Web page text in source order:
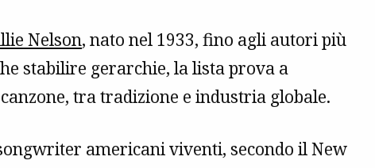
Nelson, nato nel 1933, fino agli autori più
stabilire gerarchie, la lista prova a
tra tradizione e industria globale.
americani viventi, secondo il New